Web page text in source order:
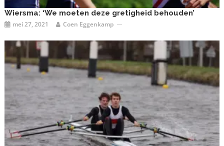
Wiersma: ‘We moeten deze gretigheid behouden’
mei 27, 2021 Coen Eggenkamp